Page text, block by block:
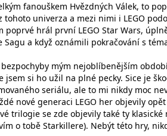
fanouškem Hvězdných Válek, to
tohoto univerza a mezi nimi i LEGO
poprvé hrál první LEGO Star Wars,
Sagu a když oznámili pokračování s
bezpochyby mým nejoblíbenějším
jsem si ho užil na plné pecky. Sice je
seriálu, ale to mi nikdy moc
nové generaci LEGO her objevily
trilogie se zde objevily také ty
o tobě Starkillere). Nebýt této hry,